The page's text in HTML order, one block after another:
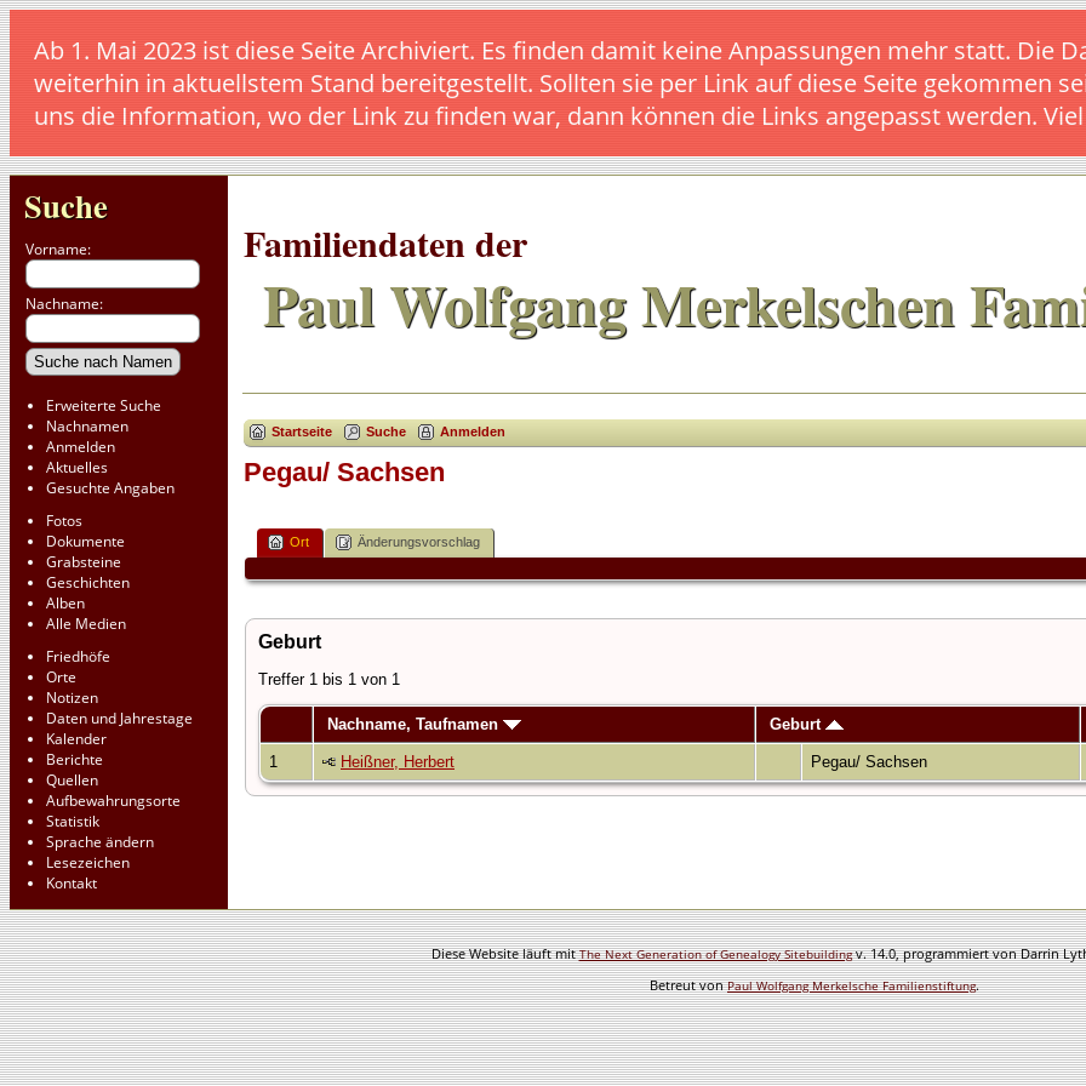
Ab 1. Mai 2023 ist diese Seite Archiviert. Es finden damit keine Anpassungen mehr statt. Die
weiterhin in aktuellstem Stand bereitgestellt. Sollten sie per Link auf diese Seite gekommen
uns die Information, wo der Link zu finden war, dann können die Links angepasst werden.
Suche
Vorname:
Nachname:
Erweiterte Suche
Nachnamen
Anmelden
Aktuelles
Gesuchte Angaben
Fotos
Dokumente
Grabsteine
Geschichten
Alben
Alle Medien
Friedhöfe
Orte
Notizen
Daten und Jahrestage
Kalender
Berichte
Quellen
Aufbewahrungsorte
Statistik
Sprache ändern
Lesezeichen
Kontakt
Familiendaten der
Paul Wolfgang Merkelschen
Startseite Suche Anmelden
Pegau/ Sachsen
Ort Änderungsvorschlag
Geburt
Treffer 1 bis 1 von 1
Nachname, Taufnamen Geburt
1 Heißner, Herbert Pegau/ Sachsen
Diese Website läuft mitThe Next Generation of Genealogy Sitebuildingv. 14.0, programmiert von Darrin
Betreut vonPaul Wolfgang Merkelsche Familienstiftung.